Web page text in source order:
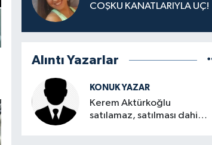
COŞKU KANATLARIYLA UÇ!
Alıntı Yazarlar
KONUK YAZAR
Kerem Aktürkoğlu
satılamaz, satılması dahi